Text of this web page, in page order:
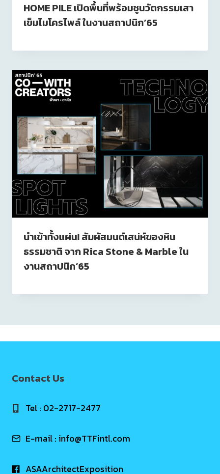
HOME PILE เปิดพื้นที่พร้อมชูนวัตกรรมเสา
เข็มไมโครไพล์ ในงานสถาปนิก’65
นำเข้าทั้งแผ่น! สัมผัสมนต์เสน่ห์ของหิน
ธรรมชาติ จาก Rica Stone & Marble ใน
งานสถาปนิก’65
Contact Us
Tel : 02-2717-2477
E-mail : info@TTFintl.com
ASAArchitectExposition